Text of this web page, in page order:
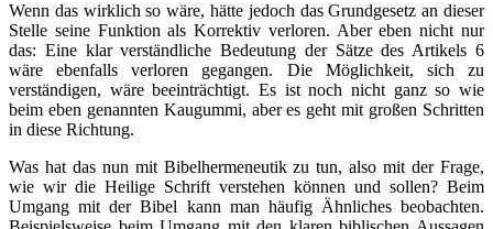
Wenn das wirklich so wäre, hätte jedoch das Grundgesetz an dieser
Stelle seine Funktion als Korrektiv verloren. Aber eben nicht nur
das: Eine klar verständliche Bedeutung der Sätze des Artikels 6
wäre ebenfalls verloren gegangen. Die Möglichkeit, sich zu
verständigen, wäre beeinträchtigt. Es ist noch nicht ganz so wie
beim eben genannten Kaugummi, aber es geht mit großen Schritten
in diese Richtung.
Was hat das nun mit Bibelhermeneutik zu tun, also mit der Frage,
wie wir die Heilige Schrift verstehen können und sollen? Beim
Umgang mit der Bibel kann man häufig Ähnliches beobachten.